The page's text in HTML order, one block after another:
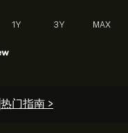
1Y 3Y MAX
热门指南 >